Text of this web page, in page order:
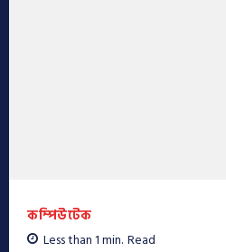
কম্পিউটেক
Less than 1min. Read